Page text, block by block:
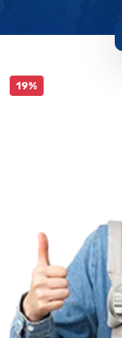
19%